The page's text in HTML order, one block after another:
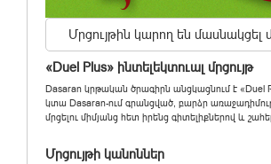
Մրցույթին կարող են մասնակցել
«Duel Plus» ինտելեկտուալ մրցույթ
Dasaran կրթական ծրագիրն անցկացնում է «Duel
կտա Dasaran-ում գրանցված, բարձր
մրցելու միմյանց հետ իրենց գիտելիքներով և
Մրցույթի կանոններ